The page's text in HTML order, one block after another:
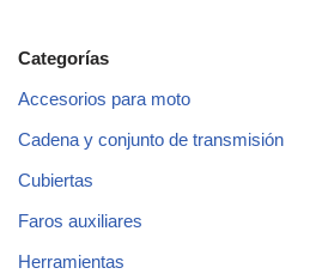
Categorías
Accesorios para moto
Cadena y conjunto de transmisión
Cubiertas
Faros auxiliares
Herramientas